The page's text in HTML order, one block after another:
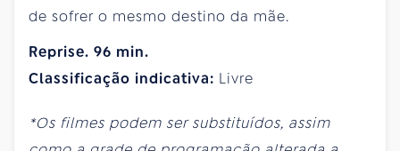
de sofrer o mesmo destino da mãe.
Reprise. 96 min.
Classificação indicativa: Livre
*Os filmes podem ser substituídos, assim